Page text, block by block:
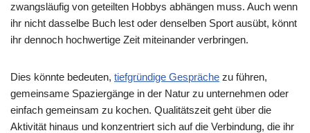
zwangsläufig von geteilten Hobbys abhängen muss. Auch wenn
ihr nicht dasselbe Buch lest oder denselben Sport ausübt, könnt
ihr dennoch hochwertige Zeit miteinander verbringen.
Dies könnte bedeuten, tiefgründige Gespräche zu führen,
gemeinsame Spaziergänge in der Natur zu unternehmen oder
einfach gemeinsam zu kochen. Qualitätszeit geht über die
Aktivität hinaus und konzentriert sich auf die Verbindung, die ihr